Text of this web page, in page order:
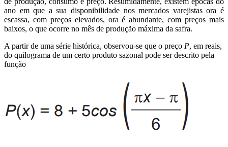
ano em que a sua disponibilidade nos mercados varejistas ora é
escassa, com preços elevados, ora é abundante, com preços mais
baixos, o que ocorre no mês de produção máxima da safra.
A partir de uma série histórica, observou-se que o preço P, em reais,
do quilograma de um certo produto sazonal pode ser descrito pela
função